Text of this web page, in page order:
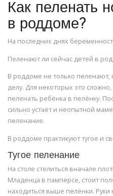
Как пеленать
в роддоме?
На последних днях
Пеленают ли сейчас детей в
В роддоме не только пеленают,
делу. Для некоторых это
пеленать ребёнка в пелёнку.
сильно устаёт и неопытной
пеленание.
В роддоме практикуют тугое и
Тугое пеленание
На столе стелиться вначале
Младенца в памперсе, стоит
находиться выше пелёнки.